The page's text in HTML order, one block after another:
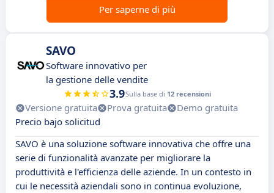
Per saperne di più
SAVO
Software innovativo per
la gestione delle vendite
3.9Sulla base di 12 recensioni
Versione gratuita Prova gratuita
Demo gratuita
Precio bajo solicitud
SAVO è una soluzione software innovativa che offre una
serie di funzionalità avanzate per migliorare la
produttività e l'efficienza delle aziende. In un contesto in
cui le necessità aziendali sono in continua evoluzione,